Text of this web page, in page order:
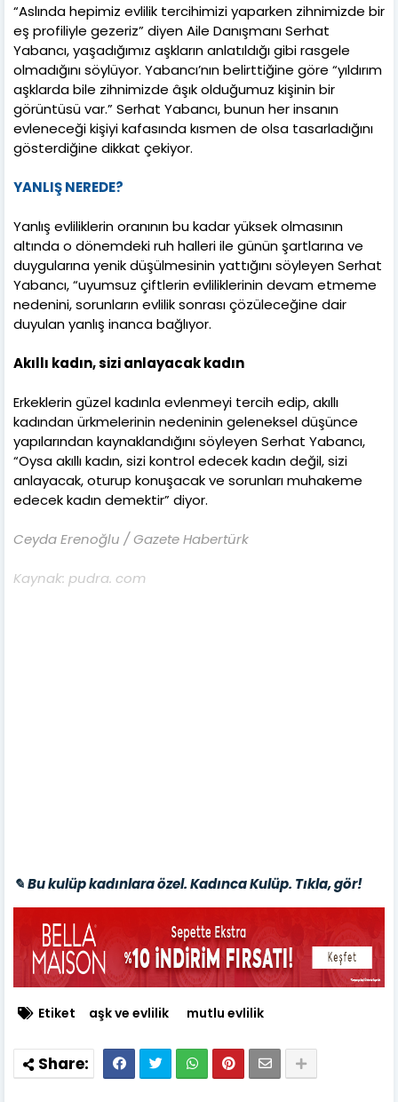
“Aslında hepimiz evlilik tercihimizi yaparken zihnimizde bir
eş profiliyle gezeriz” diyen Aile Danışmanı Serhat
Yabancı, yaşadığımız aşkların anlatıldığı gibi rasgele
olmadığını söylüyor. Yabancı’nın belirttiğine göre “yıldırım
aşklarda bile zihnimizde âşık olduğumuz kişinin bir
görüntüsü var.” Serhat Yabancı, bunun her insanın
evleneceği kişiyi kafasında kısmen de olsa tasarladığını
gösterdiğine dikkat çekiyor.
YANLIŞ NEREDE?
Yanlış evliliklerin oranının bu kadar yüksek olmasının
altında o dönemdeki ruh halleri ile günün şartlarına ve
duygularına yenik düşülmesinin yattığını söyleyen Serhat
Yabancı, “uyumsuz çiftlerin evliliklerinin devam etmeme
nedenini, sorunların evlilik sonrası çözüleceğine dair
duyulan yanlış inanca bağlıyor.
Akıllı kadın, sizi anlayacak kadın
Erkeklerin güzel kadınla evlenmeyi tercih edip, akıllı
kadından ürkmelerinin nedeninin geleneksel düşünce
yapılarından kaynaklandığını söyleyen Serhat Yabancı,
“Oysa akıllı kadın, sizi kontrol edecek kadın değil, sizi
anlayacak, oturup konuşacak ve sorunları muhakeme
edecek kadın demektir” diyor.
Ceyda Erenoğlu / Gazete Habertürk
Kaynak: pudra. com
✎ Bu kulüp kadınlara özel. Kadınca Kulüp. Tıkla, gör!
Etiket aşk ve evlilik mutlu evlilik